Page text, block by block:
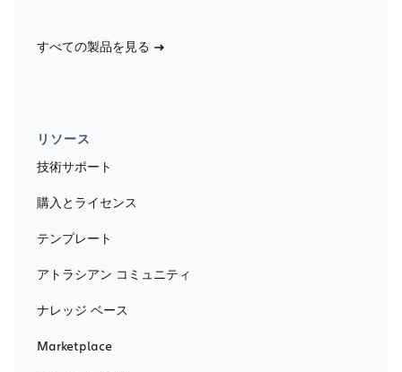
すべての製品を見る
リソース
技術サポート
購入とライセンス
テンプレート
アトラシアン コミュニティ
ナレッジ ベース
Marketplace